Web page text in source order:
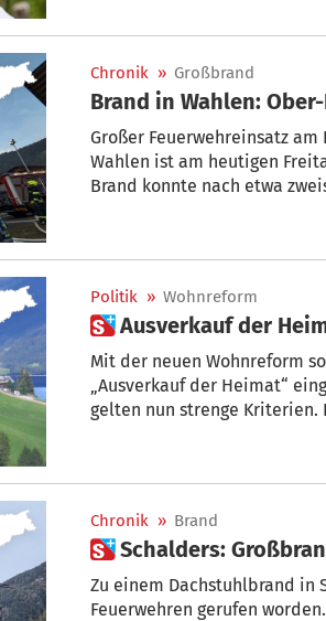
nie wieder auf.“
Chronik » Großbrand
Brand in Wahlen:
Großer Feuerwehreinsatz
Wahlen ist am heutigen
Brand konnte nach etwa
Politik » Wohnreform
 Ausverkauf der
Mit der neuen Wohnreform
„Ausverkauf der Heimat“
gelten nun strenge
Chronik » Brand
 Schalders:
Zu einem Dachstuhlbrand in
Feuerwehren gerufen